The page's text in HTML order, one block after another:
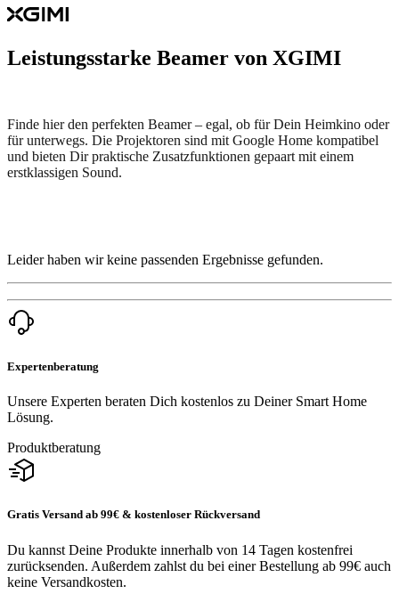
Leistungsstarke Beamer von XGIMI
Finde hier den perfekten Beamer– egal, ob für Dein Heimkino oder
für unterwegs. Die Projektoren sind mit Google Home kompatibel
und bieten Dir praktische Zusatzfunktionen gepaart mit einem
erstklassigen Sound.
Leider haben wir keine passenden Ergebnisse gefunden.
Expertenberatung
Unsere Experten beraten Dich kostenlos zu Deiner Smart Home
Lösung.
Produktberatung
Gratis Versand ab 99€ & kostenloser Rückversand
Du kannst Deine Produkte innerhalb von 14 Tagen kostenfrei
zurücksenden. Außerdem zahlst du bei einer Bestellung ab 99€ auch
keine Versandkosten.